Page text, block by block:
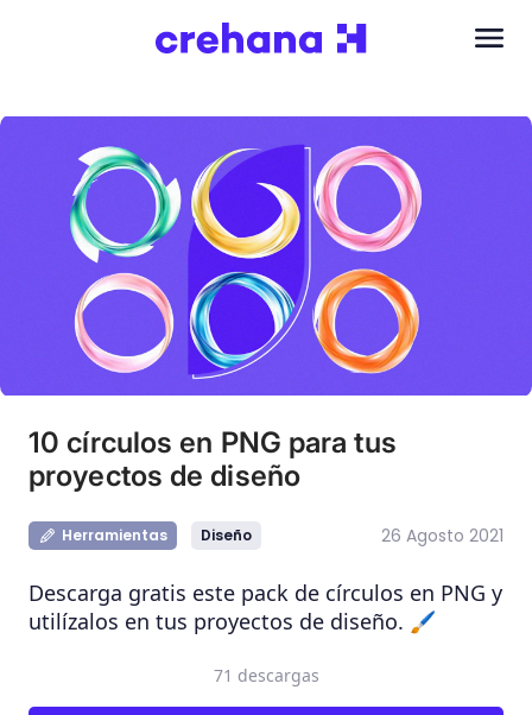
10 círculos en PNG para tus
proyectos de diseño
Herramientas Diseño 26 Agosto 2021
Descarga gratis este pack de círculos en PNG y
utilízalos en tus proyectos de diseño. 🖌️
71 descargas